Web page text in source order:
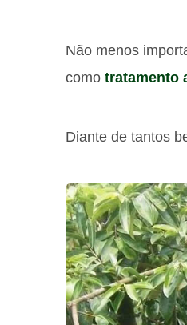
Não menos
como tratamento
Diante de tantos